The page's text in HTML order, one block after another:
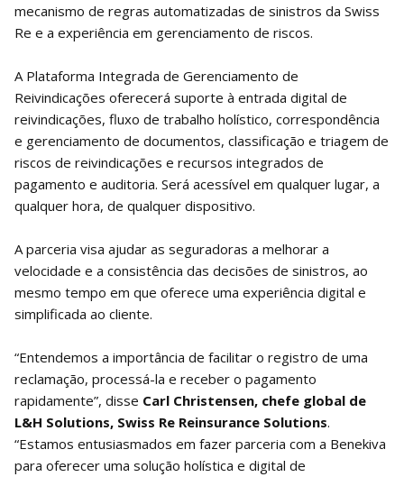
mecanismo de regras automatizadas de sinistros da Swiss
Re e a experiência em gerenciamento de riscos.
A Plataforma Integrada de Gerenciamento de
Reivindicações oferecerá suporte à entrada digital de
reivindicações, fluxo de trabalho holístico, correspondência
e gerenciamento de documentos, classificação e triagem de
riscos de reivindicações e recursos integrados de
pagamento e auditoria. Será acessível em qualquer lugar, a
qualquer hora, de qualquer dispositivo.
A parceria visa ajudar as seguradoras a melhorar a
velocidade e a consistência das decisões de sinistros, ao
mesmo tempo em que oferece uma experiência digital e
simplificada ao cliente.
“Entendemos a importância de facilitar o registro de uma
reclamação, processá-la e receber o pagamento
rapidamente”, disse Carl Christensen, chefe global de
L&H Solutions, Swiss Re Reinsurance Solutions.
“Estamos entusiasmados em fazer parceria com a Benekiva
para oferecer uma solução holística e digital de